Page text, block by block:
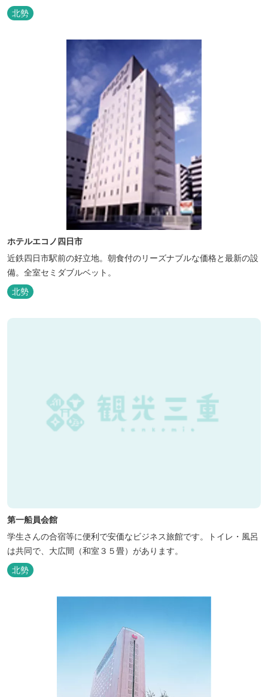
北勢
ホテルエコノ四日市
近鉄四日市駅前の好立地。朝食付のリーズナブルな価格と最新の設
備。全室セミダブルベット。
北勢
第一船員会館
学生さんの合宿等に便利で安価なビジネス旅館です。トイレ・風呂
は共同で、大広間（和室３５畳）があります。
北勢